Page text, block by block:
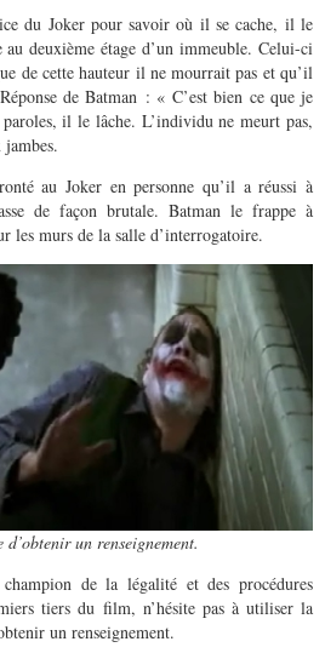
du Joker pour savoir où il se cache, il le
deuxième étage d’un immeuble. Celui-ci
de cette hauteur il ne mourrait pas et qu’il
de Batman : « C’est bien ce que je
il le lâche. L’individu ne meurt pas,
au Joker en personne qu’il a réussi à
de façon brutale. Batman le frappe à
les murs de la salle d’interrogatoire.
d’obtenir un renseignement.
de la légalité et des procédures
tiers du film, n’hésite pas à utiliser la
un renseignement.